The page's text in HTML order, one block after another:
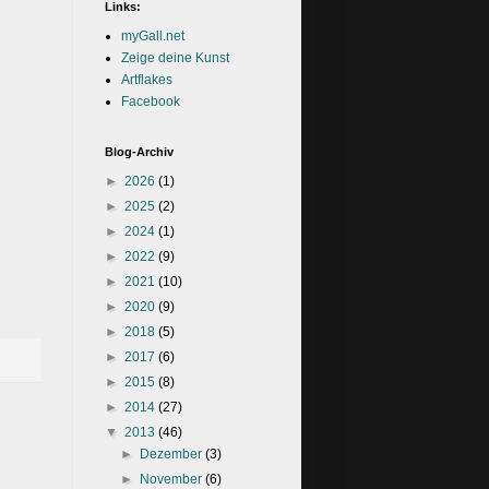
Links:
myGall.net
Zeige deine Kunst
Artflakes
Facebook
Blog-Archiv
► 2026 (1)
► 2025 (2)
► 2024 (1)
► 2022 (9)
► 2021 (10)
► 2020 (9)
► 2018 (5)
► 2017 (6)
► 2015 (8)
► 2014 (27)
▼ 2013 (46)
► Dezember(3)
► November(6)